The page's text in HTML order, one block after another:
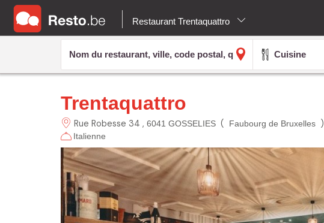
Restaurant Trentaquattro
Cuisine
Trentaquattro
Rue Robesse 34 6041 GOSSELIES( Faubourg de Bruxelles)
Italienne